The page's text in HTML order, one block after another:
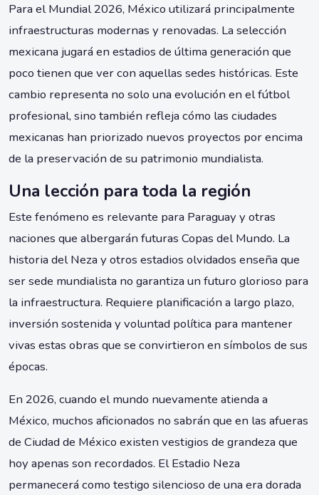
Para el Mundial 2026, México utilizará principalmente
infraestructuras modernas y renovadas. La selección
mexicana jugará en estadios de última generación que
poco tienen que ver con aquellas sedes históricas. Este
cambio representa no solo una evolución en el fútbol
profesional, sino también refleja cómo las ciudades
mexicanas han priorizado nuevos proyectos por encima
de la preservación de su patrimonio mundialista.
Una lección para toda la región
Este fenómeno es relevante para Paraguay y otras
naciones que albergarán futuras Copas del Mundo. La
historia del Neza y otros estadios olvidados enseña que
ser sede mundialista no garantiza un futuro glorioso para
la infraestructura. Requiere planificación a largo plazo,
inversión sostenida y voluntad política para mantener
vivas estas obras que se convirtieron en símbolos de sus
épocas.
En 2026, cuando el mundo nuevamente atienda a
México, muchos aficionados no sabrán que en las afueras
de Ciudad de México existen vestigios de grandeza que
hoy apenas son recordados. El Estadio Neza
permanecerá como testigo silencioso de una era dorada